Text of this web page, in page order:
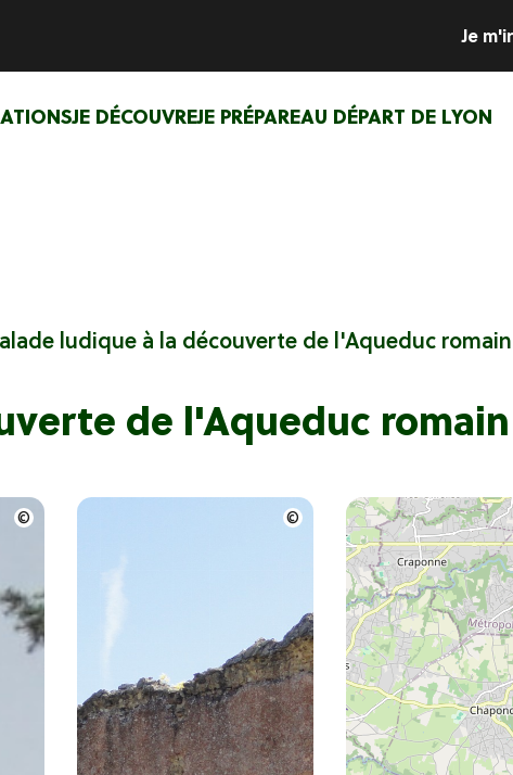
JE DÉCOUVREJE PRÉPAREAU DÉPART DE LYON
Je
ludique à la découverte de l'Aqueduc
de l'Aqueduc